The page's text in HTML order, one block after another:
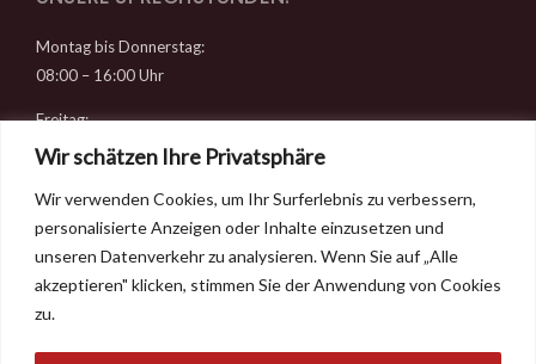
Wir schätzen Ihre Privatsphäre
Wir verwenden Cookies, um Ihr Surferlebnis zu verbessern,
personalisierte Anzeigen oder Inhalte einzusetzen und
unseren Datenverkehr zu analysieren. Wenn Sie auf „Alle
akzeptieren" klicken, stimmen Sie der Anwendung von Cookies
zu.
Montag bis Donnerstag:
08:00 – 16:00 Uhr
Freitag:
08:00 – 14:00 Uhr
RECHTLICHES
Datenschutz
Impressum
Kontakt & Anfahrt